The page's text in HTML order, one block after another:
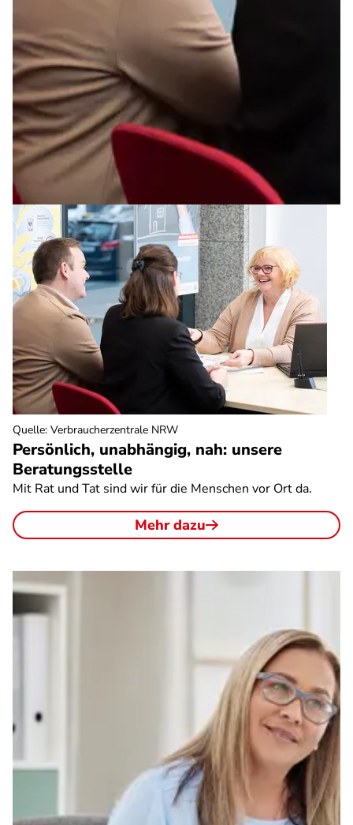
Persönlich, unabhängig, nah: unsere
Beratungsstelle
Mit Rat und Tat sind wir für die Menschen vor Ort da.
Mehr dazu
Quelle: Verbraucherzentrale NRW